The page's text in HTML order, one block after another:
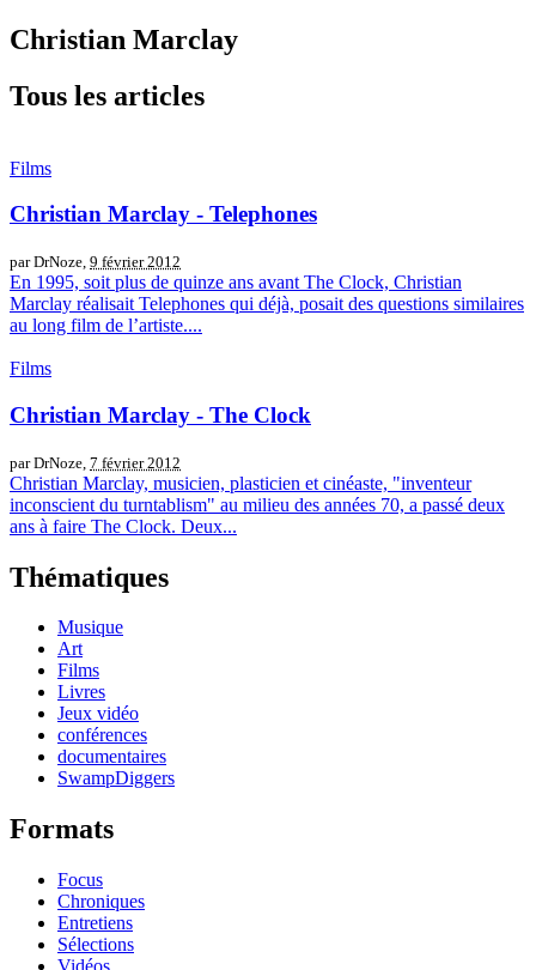
Christian Marclay
Tous les articles
Films
Christian Marclay - Telephones
par DrNoze, 9 février 2012
En 1995, soit plus de quinze ans avant The Clock, Christian
Marclay réalisait Telephones qui déjà, posait des questions similaires
au long film de l’artiste....
Films
Christian Marclay - The Clock
par DrNoze, 7 février 2012
Christian Marclay, musicien, plasticien et cinéaste, "inventeur
inconscient du turntablism" au milieu des années 70, a passé deux
ans à faire The Clock. Deux...
Thématiques
Musique
Art
Films
Livres
Jeux vidéo
conférences
documentaires
SwampDiggers
Formats
Focus
Chroniques
Entretiens
Sélections